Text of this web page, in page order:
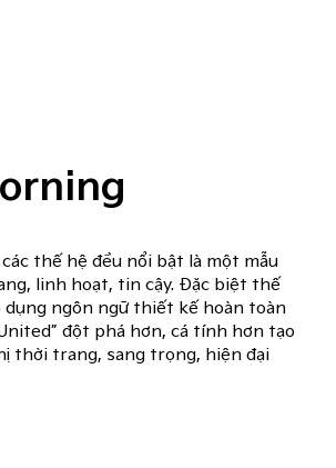
thế hệ đều nổi bật là một mẫu
linh hoạt, tin cậy. Đặc biệt thế
dụng ngôn ngữ thiết kế hoàn toàn
đột phá hơn, cá tính hơn tạo
thời trang, sang trọng, hiện đại